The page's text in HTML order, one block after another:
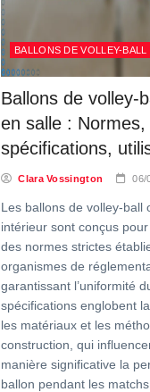
BALLONS DE VOLLEY-
Ballons de volley-
en salle : Normes,
spécifications,
Clara Vossington 06/
Les ballons de volley-ball
intérieur sont conçus
des normes strictes
organismes de
garantissant l’uniformité
spécifications englobent
les matériaux et les
construction, qui
manière significative la
ballon pendant les